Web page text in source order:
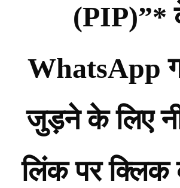
(PIP)”*
WhatsApp
जुड़ने के लिए
लिंक पर